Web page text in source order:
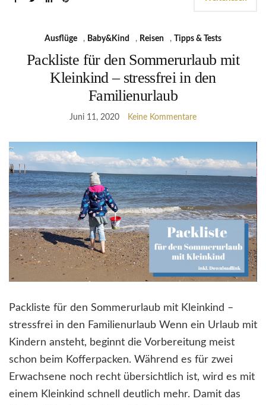
Ausflüge , Baby&Kind , Reisen , Tipps & Tests
Packliste für den Sommerurlaub mit
Kleinkind – stressfrei in den
Familienurlaub
Juni 11, 2020 Keine Kommentare
Packliste für den Sommerurlaub mit Kleinkind –
stressfrei in den Familienurlaub Wenn ein Urlaub mit
Kindern ansteht, beginnt die Vorbereitung meist
schon beim Kofferpacken. Während es für zwei
Erwachsene noch recht übersichtlich ist, wird es mit
einem Kleinkind schnell deutlich mehr. Damit das